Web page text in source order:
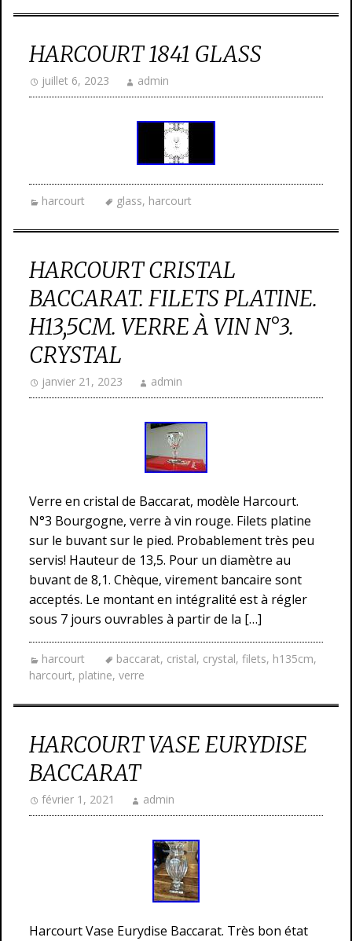
HARCOURT 1841 GLASS
juillet 6, 2023 admin
harcourt glass, harcourt
HARCOURT CRISTAL
BACCARAT. FILETS PLATINE.
H13,5CM. VERRE À VIN N°3.
CRYSTAL
janvier 21, 2023 admin
Verre en cristal de Baccarat, modèle Harcourt.
N°3 Bourgogne, verre à vin rouge. Filets platine
sur le buvant sur le pied. Probablement très peu
servis! Hauteur de 13,5. Pour un diamètre au
buvant de 8,1. Chèque, virement bancaire sont
acceptés. Le montant en intégralité est à régler
sous 7 jours ouvrables à partir de la […]
harcourt baccarat, cristal, crystal, filets, h135cm,
harcourt, platine, verre
HARCOURT VASE EURYDISE
BACCARAT
février 1, 2021 admin
Harcourt Vase Eurydise Baccarat. Très bon état